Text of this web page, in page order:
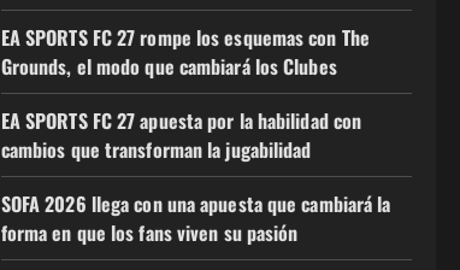
EA SPORTS FC 27 rompe los esquemas con The
Grounds, el modo que cambiará los Clubes
EA SPORTS FC 27 apuesta por la habilidad con
cambios que transforman la jugabilidad
SOFA 2026 llega con una apuesta que cambiará la
forma en que los fans viven su pasión